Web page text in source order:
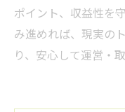
ポイント、収益性を
み進めれば、現実の
り、安心して運営・